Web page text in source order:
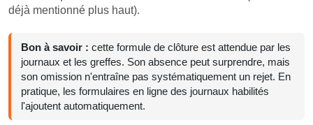
déjà mentionné plus haut).
Bon à savoir : cette formule de clôture est attendue par les
journaux et les greffes. Son absence peut surprendre, mais
son omission n'entraîne pas systématiquement un rejet. En
pratique, les formulaires en ligne des journaux habilités
l'ajoutent automatiquement.